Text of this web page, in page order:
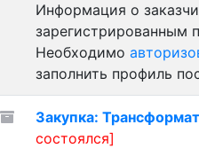
Информация о
зарегистрированным
Необходимо
заполнить профиль
Закупка:
состоялся]